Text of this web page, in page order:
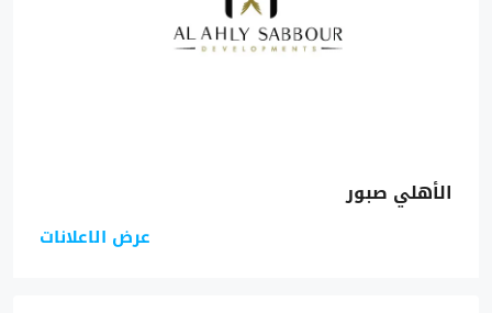
الأهلي صبور
عرض الاعلانات